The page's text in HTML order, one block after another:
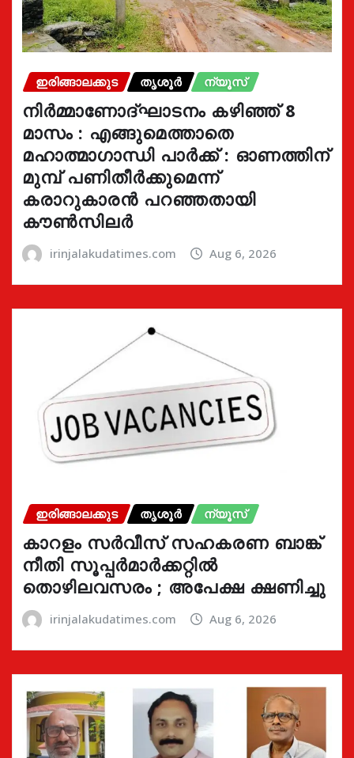
ഇരിങ്ങാലക്കുട തൃശൂർ ന്യൂസ്
നിർമ്മാണോദ്ഘാടനം കഴിഞ്ഞ് 8
മാസം : എങ്ങുമെത്താതെ
മഹാത്മാഗാന്ധി പാർക്ക് : ഓണത്തിന്
മുമ്പ് പണിതീർക്കുമെന്ന്
കരാറുകാരൻ പറഞ്ഞതായി
കൗൺസിലർ
irinjalakudatimes.com Aug 6, 2026
ഇരിങ്ങാലക്കുട തൃശൂർ ന്യൂസ്
കാറളം സർവീസ് സഹകരണ ബാങ്ക്
നീതി സൂപ്പർമാർക്കറ്റിൽ
തൊഴിലവസരം ; അപേക്ഷ ക്ഷണിച്ചു
irinjalakudatimes.com Aug 6, 2026